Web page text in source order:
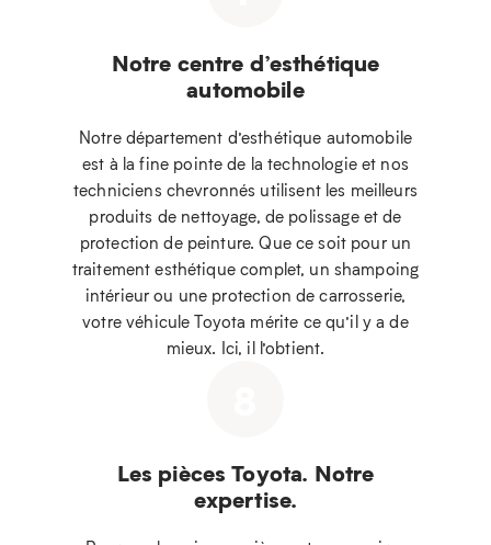
Notre centre d’esthétique
automobile
Notre département d’esthétique automobile
est à la fine pointe de la technologie et nos
techniciens chevronnés utilisent les meilleurs
produits de nettoyage, de polissage et de
protection de peinture. Que ce soit pour un
traitement esthétique complet, un shampoing
intérieur ou une protection de carrosserie,
votre véhicule Toyota mérite ce qu’il y a de
mieux. Ici, il l’obtient.
Les pièces Toyota. Notre
expertise.